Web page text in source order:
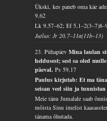
Ükski, kes paneb oma käe
9,62
Lk 9,57–62; Ef
Jutlus: Jr 20,7–11a(11b–13)
23. PühapäevMina laulan
heldusest; sest sa oled
päeval.Ps 59,17
Paulus kirjutab: Et ma
seisan veel siin ja
Meie tänu Jumalale saab
mõista Sinu imelist
tänama õhutada.